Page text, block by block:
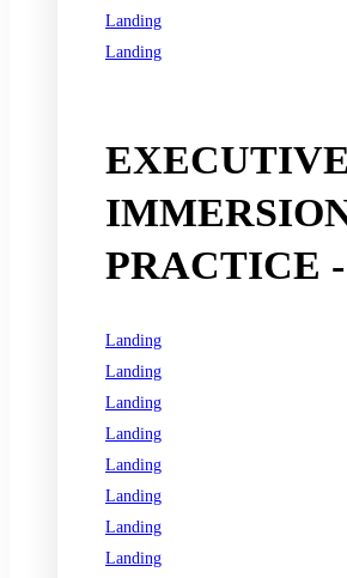
Landing
Landing
EXECUTIVE
PRACTICE
Landing
Landing
Landing
Landing
Landing
Landing
Landing
Landing